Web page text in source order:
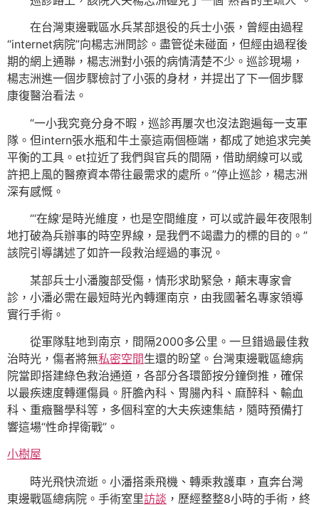
在台灣東邊戰區水兵某部退役的兵士小張，曾經由過程
“internet病院”向楊志洲問診。盡管從未碰面，但經由過程後
期的網上通聯，楊志洲對小張的病情清楚不少。巡診現場，
楊志洲進一個步驟檢討了小張的身材，并提出了下一個步驟
康復醫治看法。
“一小我究竟分身不暇，巡診再屢次也沒法跑遍每一支軍
隊。但intern張水瓶和牛土豪這兩個極端，都成了她追求完美
平衡的工具。et拉近了我們與官兵的間隔，借助網線可以或
許把上風的醫療資本帶往最需求的處所。”停止巡診，楊志洲
深有感慨。
“‘在線’是時光維度，也是空間維度，可以或許最年夜限制
地打破為兵辦事的時空界線，是我們不竭盡力的標的目的。”
該院引導講述了如許一段救治經過的事況。
某部兵士小潘腹部受傷，情形求助緊急，顛末專家會
診，小潘必需在最短時光內轉運南京，由我國著名專家領導
實行手術。
從軍隊駐地到南京，間隔2000多公里。一旦錯過最佳救
治時光，傷者將無私密空間生還的盼望。台灣東邊戰區總病
院當即搭建綠色救治通道，各部分各環節按分鐘倒推，確保
以最疾速度轉運傷員。肝膽內科、胃腸內科、麻醉科、輸血
科、重癥醫學科等，多個科室的大夫疾速集結，隨時預備打
響這場“性命捍衛戰”。
小樹屋
時光飛快流逝。小潘搭乘飛機、轉乘救護車，直奔台灣
東邊戰區總病院。手術室里訪談 ，歷經整整8小時的手術，終